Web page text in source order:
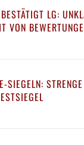
LG:
VON
SIEGELN: STRENGE